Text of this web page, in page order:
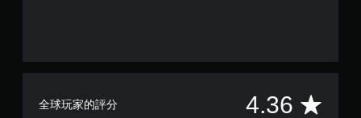
全球玩家的評分 4.36 平